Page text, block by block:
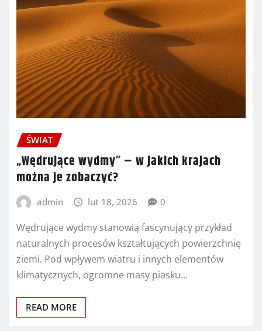
ŚWIAT
„Wędrujące wydmy” – w jakich krajach
można je zobaczyć?
admin lut 18, 2026 0
Wędrujące wydmy stanowią fascynujący przykład
naturalnych procesów kształtujących powierzchnię
ziemi. Pod wpływem wiatru i innych elementów
klimatycznych, ogromne masy piasku…
READ MORE